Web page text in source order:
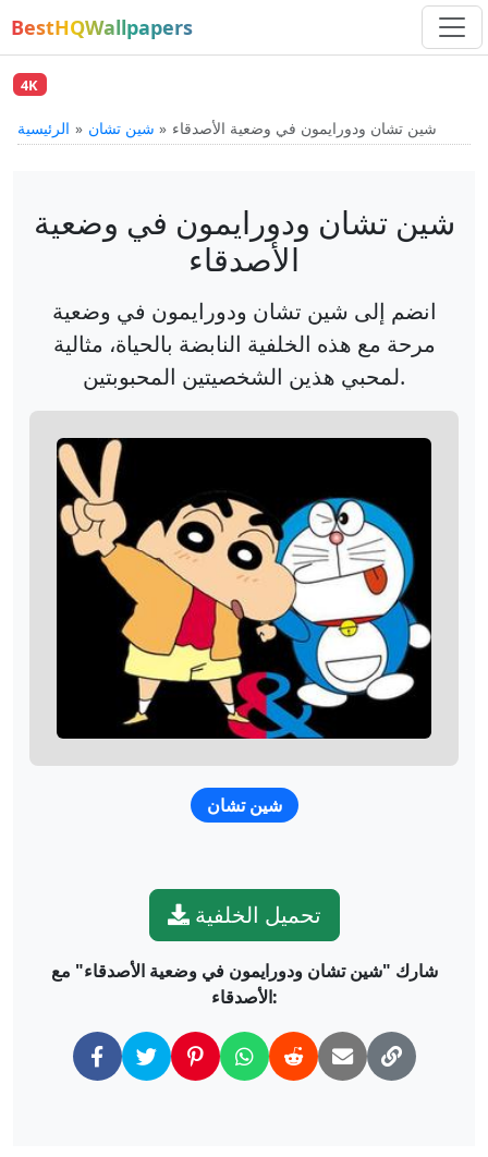
BestHQWallpapers
4K
الرئيسية شين تشان شين تشان ودورايمون في وضعية الأصدقاء
شين تشان ودورايمون في وضعية
الأصدقاء
انضم إلى شين تشان ودورايمون في وضعية
مرحة مع هذه الخلفية النابضة بالحياة، مثالية
لمحبي هذين الشخصيتين المحبوبتين.
شين تشان
تحميل الخلفية
شارك "شين تشان ودورايمون في وضعية الأصدقاء" مع
الأصدقاء: